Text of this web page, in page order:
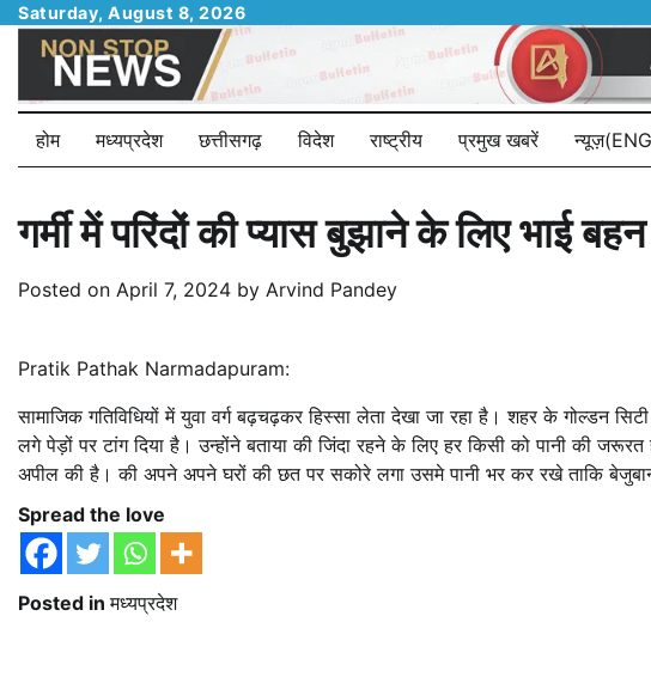
Skip
content
Saturday, August 8, 2026
होम मध्यप्रदेश छत्तीसगढ़ विदेश राष्ट्रीय प्रमुख खबरें
गर्मी में परिंदों की प्यास बुझाने के लिए भाई
Posted on April 7, 2024 by Arvind Pandey
Pratik Pathak Narmadapuram:
सामाजिक गतिविधियों में युवा वर्ग बढ़चढ़कर हिस्सा लेता देखा जा रहा है। शहर के गोल्डन
लगे पेड़ों पर टांग दिया है। उन्होंने बताया की जिंदा रहने के लिए हर किसी को पानी की
अपील की है। की अपने अपने घरों की छत पर सकोरे लगा उसमे पानी भर कर रखे ताकि बेजुबान
Spread the love
Posted inमध्यप्रदेश